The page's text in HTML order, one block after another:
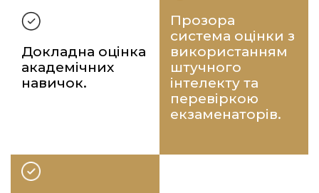
Докладна оцінка
академічних
навичок.
Прозора
система оцінки з
використанням
штучного
інтелекту та
перевіркою
екзаменаторів.